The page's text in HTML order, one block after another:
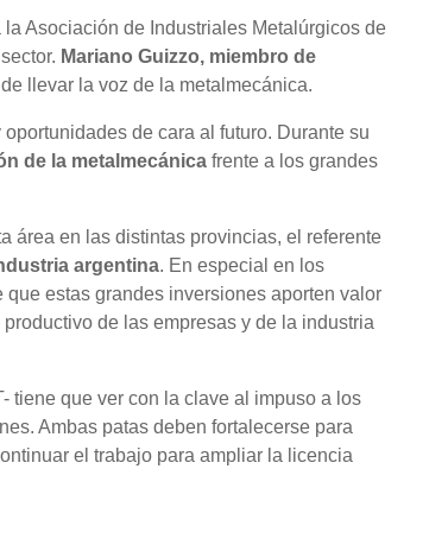
la Asociación de Industriales Metalúrgicos de
Mariano Guizzo, miembro de
llevar la voz de la metalmecánica.
de cara al futuro. Durante su
de la metalmecánica frente a los grandes
área en las distintas provincias, el referente
argentina. En especial en los
estas grandes inversiones aporten valor
de las empresas y de la industria
tiene que ver con la clave al impuso a los
Ambas patas deben fortalecerse para
el trabajo para ampliar la licencia